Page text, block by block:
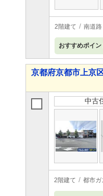
2階建て 南道路
おすすめポイン
京都府京都市上京
中古
2階建て 都市ガ